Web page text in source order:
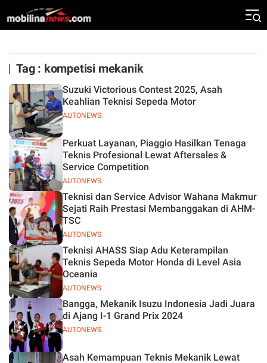
Tag : kompetisi mekanik
AUTONEWS
Suzuki Victorious Contest 2025, Asah
Keahlian Teknisi Sepeda Motor
AUTONEWS
Perkuat Layanan, Piaggio Hasilkan Tenaga
Teknis Profesional Lewat Aftersales &
Service Competition
AUTONEWS
Teknisi dan Service Advisor Wahana Makmur
Sejati Raih Prestasi Membanggakan di AHM-
TSC
AUTONEWS
Teknisi AHASS Siap Adu Keterampilan
Teknis Sepeda Motor Honda di Level Asia
Oceania
AUTONEWS
Bangga, Mekanik Isuzu Indonesia Jadi Juara
di Ajang I-1 Grand Prix 2024
Asah Kemampuan Teknis Mekanik Lewat